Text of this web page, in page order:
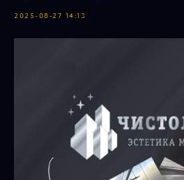
2025-08-27 14:13